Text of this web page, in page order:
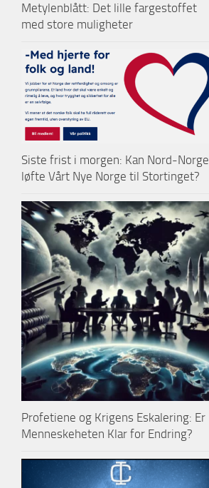
Metylenblått: Det lille fargestoffet
med store muligheter
Siste frist i morgen: Kan Nord-Norge
løfte Vårt Nye Norge til Stortinget?
Profetiene og Krigens Eskalering: Er
Menneskeheten Klar for Endring?